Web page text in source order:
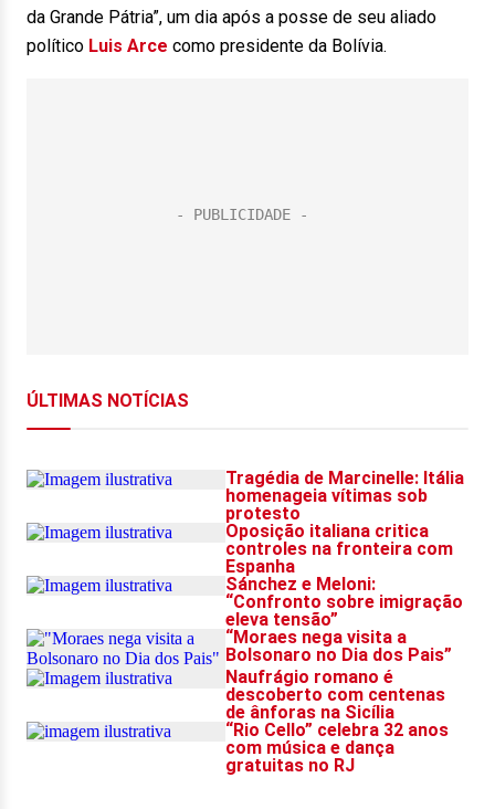
da Grande Pátria”, um dia após a posse de seu aliado
político Luis Arce como presidente da Bolívia.